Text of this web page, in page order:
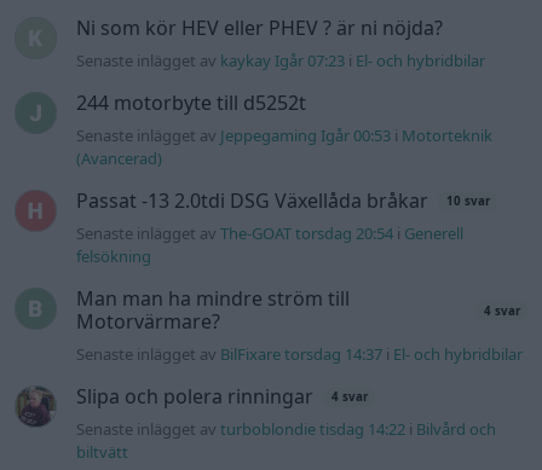
Ni som kör HEV eller PHEV ? är ni nöjda?
Senaste inlägget av kaykay Igår 07:23 i El- och hybridbilar
244 motorbyte till d5252t
Senaste inlägget av Jeppegaming Igår 00:53 i Motorteknik
(Avancerad)
Passat -13 2.0tdi DSG Växellåda bråkar 10 svar
Senaste inlägget avThe-GOAT torsdag 20:54 i Generell
felsökning
Man man ha mindre ström till
Motorvärmare?
4 svar
Senaste inlägget av BilFixare torsdag 14:37 i El- och hybridbilar
Slipa och polera rinningar 4 svar
Senaste inlägget avturboblondie tisdag 14:22 i Bilvård och
biltvätt